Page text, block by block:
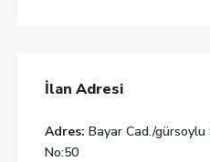
İlan Adresi
Adres: Bayar Cad./gürsoylu
No:50